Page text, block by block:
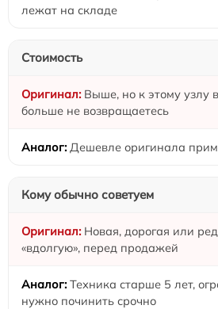
лежат на складе
Стоимость
Выше, но к этому узлу
больше не возвращаетесь
Дешевле оригинала
Кому обычно советуем
Новая, дорогая или
«вдолгую», перед продажей
Техника старше 5 лет,
нужно починить срочно